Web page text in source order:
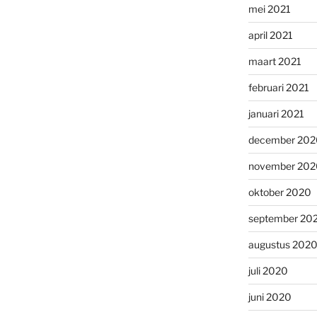
mei 2021
april 2021
maart 2021
februari 2021
januari 2021
december
november
oktober 2020
september
augustus 2020
juli 2020
juni 2020